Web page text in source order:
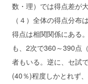
数・理）では得点差が
（４）全体の得点分
得点は相関関係にある
も、2次で360～390点
者もいる。逆に、セ試
(40％)程度しかとれず